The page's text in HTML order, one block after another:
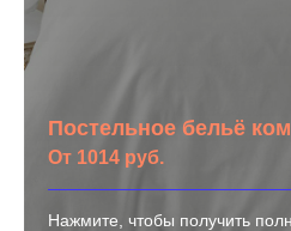
Постельное бельё
От 1014 руб.
Нажмите, чтобы получить